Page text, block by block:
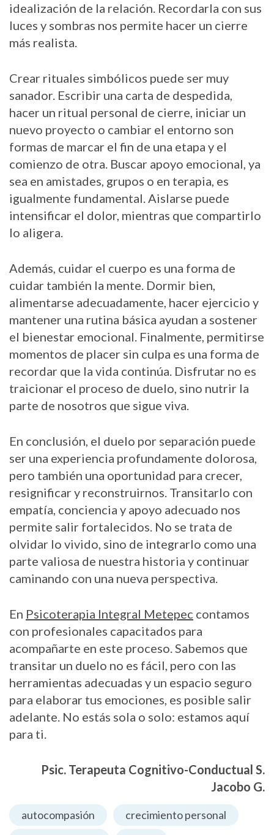
idealización de la relación. Recordarla con sus
luces y sombras nos permite hacer un cierre
más realista.
Crear rituales simbólicos puede ser muy
sanador. Escribir una carta de despedida,
hacer un ritual personal de cierre, iniciar un
nuevo proyecto o cambiar el entorno son
formas de marcar el fin de una etapa y el
comienzo de otra. Buscar apoyo emocional, ya
sea en amistades, grupos o en terapia, es
igualmente fundamental. Aislarse puede
intensificar el dolor, mientras que compartirlo
lo aligera.
Además, cuidar el cuerpo es una forma de
cuidar también la mente. Dormir bien,
alimentarse adecuadamente, hacer ejercicio y
mantener una rutina básica ayudan a sostener
el bienestar emocional. Finalmente, permitirse
momentos de placer sin culpa es una forma de
recordar que la vida continúa. Disfrutar no es
traicionar el proceso de duelo, sino nutrir la
parte de nosotros que sigue viva.
En conclusión, el duelo por separación puede
ser una experiencia profundamente dolorosa,
pero también una oportunidad para crecer,
resignificar y reconstruirnos. Transitarlo con
empatía, conciencia y apoyo adecuado nos
permite salir fortalecidos. No se trata de
olvidar lo vivido, sino de integrarlo como una
parte valiosa de nuestra historia y continuar
caminando con una nueva perspectiva.
En Psicoterapia Integral Metepec contamos
con profesionales capacitados para
acompañarte en este proceso. Sabemos que
transitar un duelo no es fácil, pero con las
herramientas adecuadas y un espacio seguro
para elaborar tus emociones, es posible salir
adelante. No estás sola o solo: estamos aquí
para ti.
Psic. Terapeuta Cognitivo-Conductual S.
Jacobo G.
autocompasión
crecimiento personal